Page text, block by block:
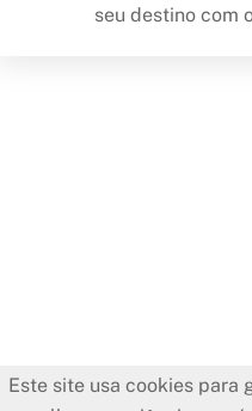
seu destino com
Este site usa cookies para